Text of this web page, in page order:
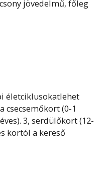
jövedelmű, főleg
életciklusokatlehet
csecsemőkort (0-1
3, serdülőkort (12-
kortól a kereső